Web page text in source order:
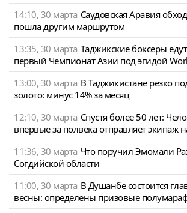
14:10, 30 марта Саудовская Аравия
пошла другим маршрутом
13:35, 30 марта Таджикские боксеры
первый Чемпионат Азии под эгидой
13:00, 30 марта В Таджикистане резко
золото: минус 14% за месяц
12:10, 30 марта Спустя более 50 лет:
впервые за полвека отправляет экипаж
11:36, 30 марта Что поручил Эмомали
Согдийской области
11:00, 30 марта В Душанбе состоится
весны: определены призовые